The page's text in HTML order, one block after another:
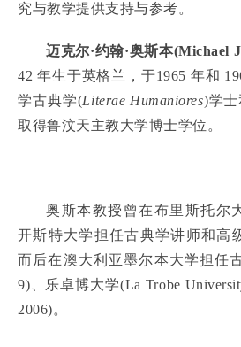
究与教学提供支持与参考。
迈克尔·约翰·奥斯本(Michael
42 年生于英格兰，于1965 年和
学古典学(Literae Humaniores)学
取得鲁汶天主教大学博士学位。
奥斯本教授曾在布里斯托尔
开斯特大学担任古典学讲师和高
而后在澳大利亚墨尔本大学担任
9)、乐卓博大学(La Trobe
2006)。